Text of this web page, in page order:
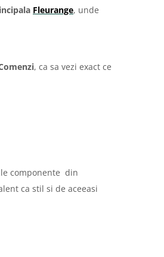
Fleurange, unde
, ca sa vezi exact ce
componente din
ca stil si de aceeasi